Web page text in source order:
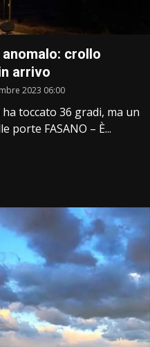
crollo
arrivo
2023 06:00
toccato 36 gradi, ma un
porte FASANO – È...